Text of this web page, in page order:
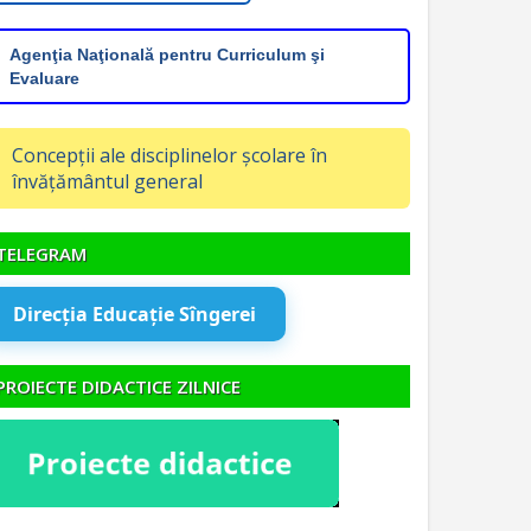
Agenţia Naţională pentru Curriculum şi
Evaluare
Concepții ale disciplinelor școlare în
învățământul general
Direcția Educație Sîngerei
DIDACTICE ZILNICE